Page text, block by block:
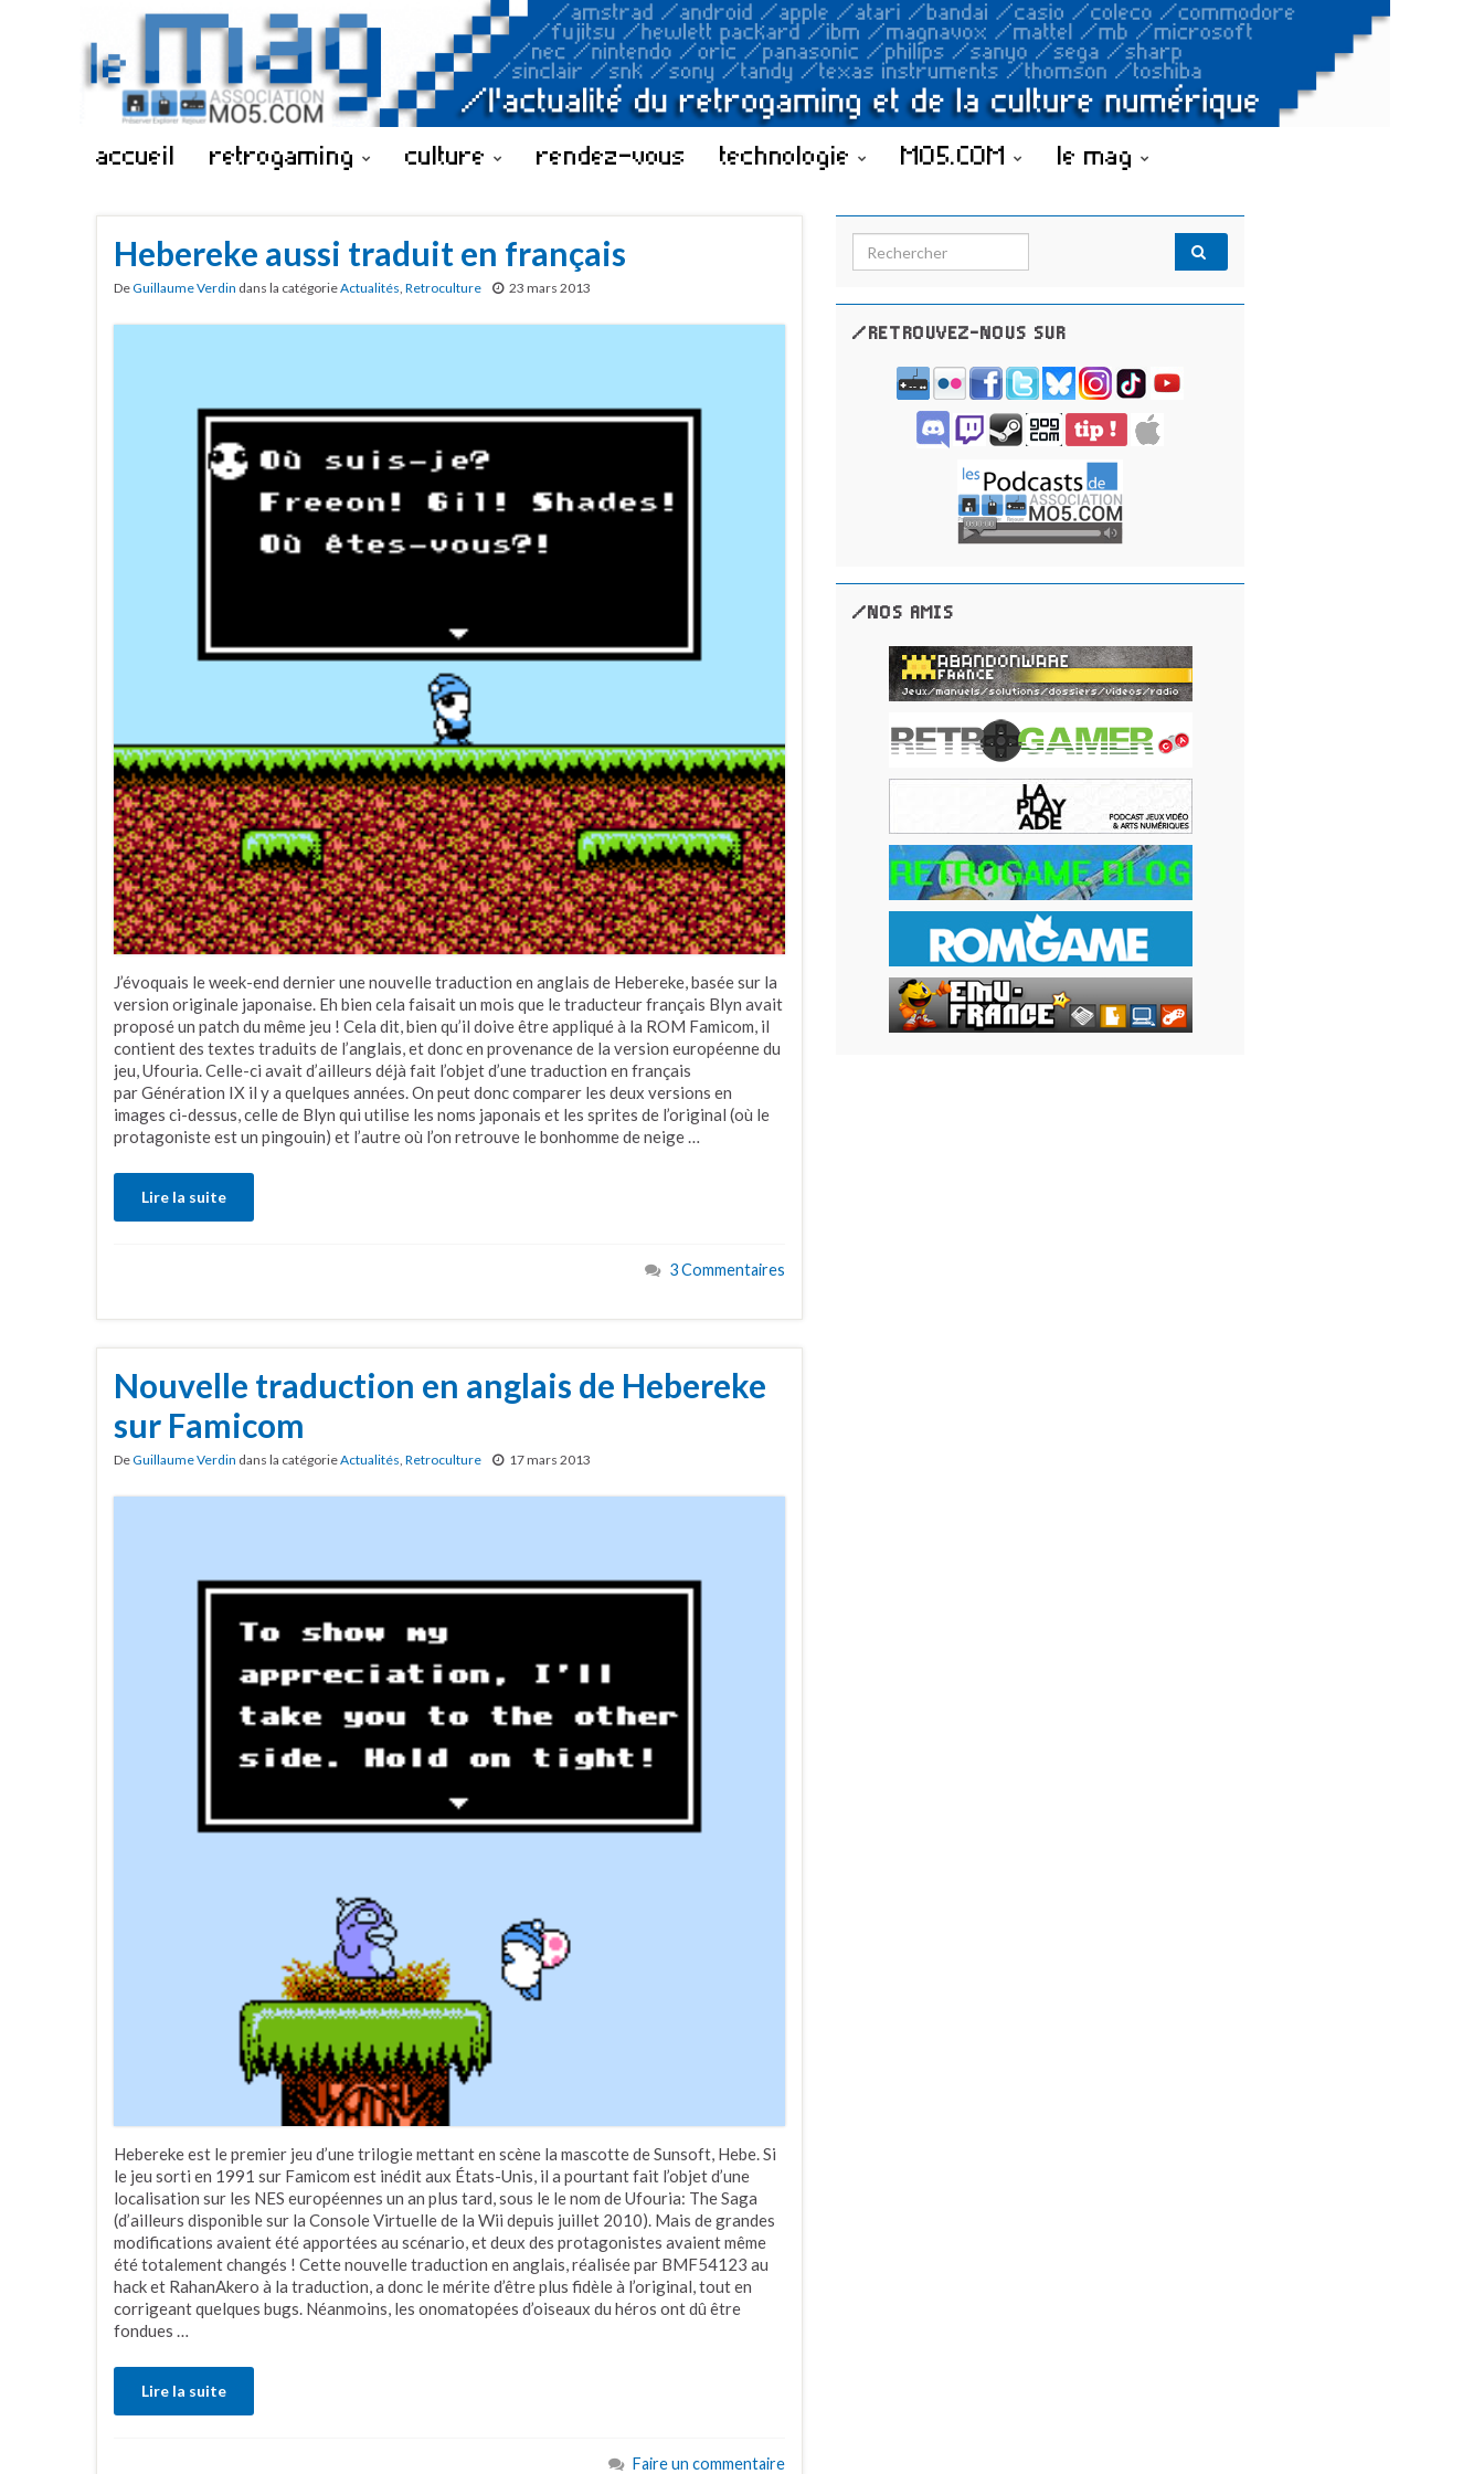
accueil retrogaming culture rendez-vous technologie MO5.COM le mag
Hebereke aussi traduit en français
DeGuillaume Verdin dans la catégorieActualités, Retroculture 23 mars 2013
J’évoquais le week-end dernier une nouvelle traduction en anglais de Hebereke, basée sur la
version originale japonaise. Eh bien cela faisait un mois que le traducteur français Blyn avait
proposé un patch du même jeu ! Cela dit, bien qu’il doive être appliqué à la ROM Famicom, il
contient des textes traduits de l’anglais, et donc en provenance de la version européenne du
jeu, Ufouria. Celle-ci avait d’ailleurs déjà fait l’objet d’une traduction en français
par Génération IX il y a quelques années. On peut donc comparer les deux versions en
images ci-dessus, celle de Blyn qui utilise les noms japonais et les sprites de l’original (où le
protagoniste est un pingouin) et l’autre où l’on retrouve le bonhomme de neige …
Lire la suite
3 Commentaires
Nouvelle traduction en anglais de Hebereke
sur Famicom
DeGuillaume Verdin dans la catégorieActualités, Retroculture 17 mars 2013
Hebereke est le premier jeu d’une trilogie mettant en scène la mascotte de Sunsoft, Hebe. Si
le jeu sorti en 1991 sur Famicom est inédit aux États-Unis, il a pourtant fait l’objet d’une
localisation sur les NES européennes un an plus tard, sous le le nom de Ufouria: The Saga
(d’ailleurs disponible sur la Console Virtuelle de la Wii depuis juillet 2010). Mais de grandes
modifications avaient été apportées au scénario, et deux des protagonistes avaient même
été totalement changés ! Cette nouvelle traduction en anglais, réalisée par BMF54123 au
hack et RahanAkero à la traduction, a donc le mérite d’être plus fidèle à l’original, tout en
corrigeant quelques bugs. Néanmoins, les onomatopées d’oiseaux du héros ont dû être
fondues …
Lire la suite
Faire un commentaire
Search for:
/RETROUVEZ-NOUS SUR
/NOS AMIS